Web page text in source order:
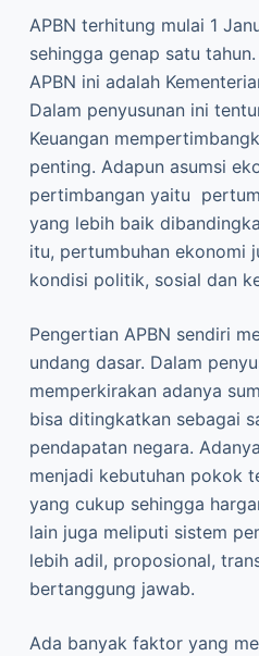
APBN terhitung mulai 1
sehingga genap satu
APBN ini adalah
Dalam penyusunan ini
Keuangan
penting. Adapun asumsi
pertimbangan yaitu
yang lebih baik
itu, pertumbuhan ekonomi
kondisi politik, sosial dan
Pengertian APBN sendiri
undang dasar. Dalam
memperkirakan adanya
bisa ditingkatkan sebagai
pendapatan negara.
menjadi kebutuhan pokok
yang cukup sehingga
lain juga meliputi sistem
lebih adil, proposional,
bertanggung jawab.
Ada banyak faktor yang